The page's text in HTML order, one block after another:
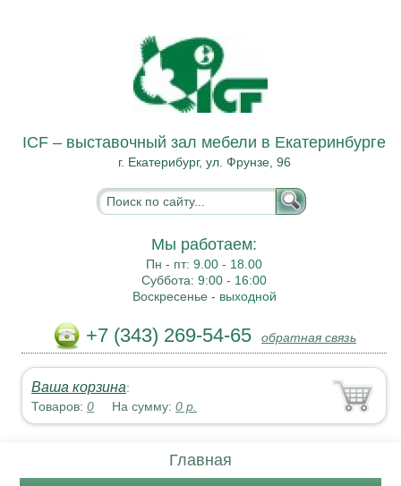
ICF – выставочный зал мебели в Екатеринбурге
г. Екатерибург, ул. Фрунзе, 96
Мы работаем:
Пн - пт:9.00 - 18.00
Суббота:9:00 - 16:00
Воскресенье - выходной
+7 (343) 269-54-65 обратная связь
Ваша корзина:
Товаров:0 На сумму:0 р.
Главная